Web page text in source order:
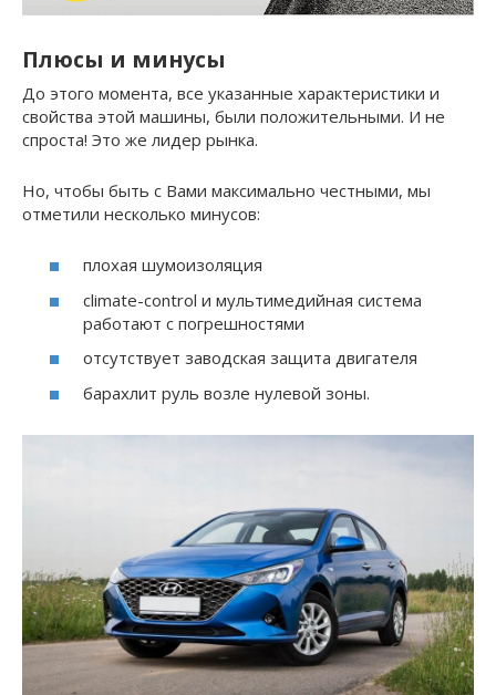
Плюсы и минусы
До этого момента, все указанные характеристики и
свойства этой машины, были положительными. И не
спроста! Это же лидер рынка.
Но, чтобы быть с Вами максимально честными, мы
отметили несколько минусов:
плохая шумоизоляция
climate-control и мультимедийная система
работают с погрешностями
отсутствует заводская защита двигателя
барахлит руль возле нулевой зоны.